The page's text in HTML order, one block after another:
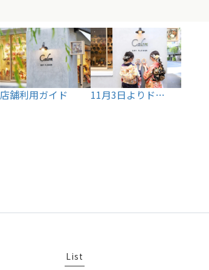
店舗利用ガイド 11月3日よりド…
List